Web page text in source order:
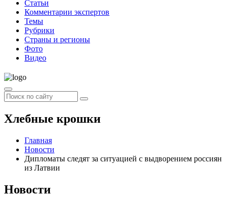
Статьи
Комментарии экспертов
Темы
Рубрики
Страны и регионы
Фото
Видео
Хлебные крошки
Главная
Новости
Дипломаты следят за ситуацией с выдворением россиян
из Латвии
Новости